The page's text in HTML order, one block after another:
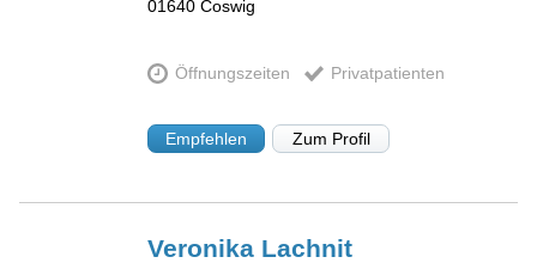
01640 Coswig
Öffnungszeiten Privatpatienten
Empfehlen Zum Profil
Veronika Lachnit